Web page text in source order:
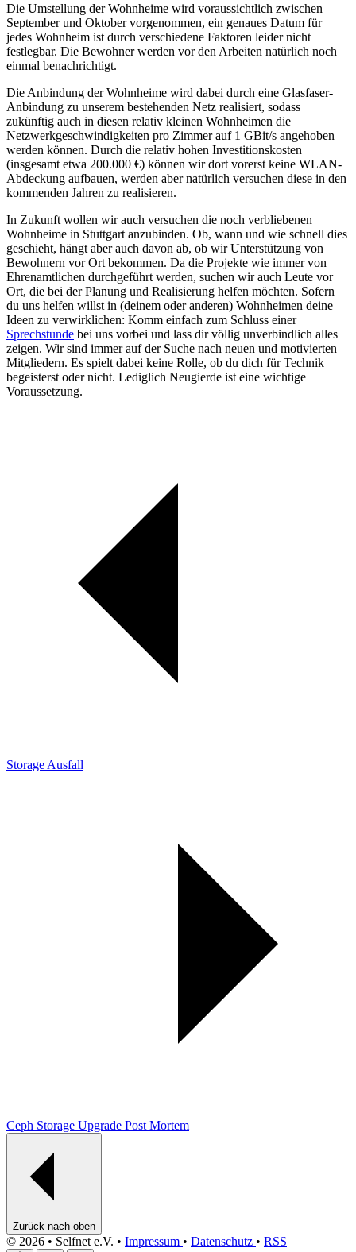
Die Umstellung der Wohnheime wird voraussichtlich zwischen
September und Oktober vorgenommen, ein genaues Datum für
jedes Wohnheim ist durch verschiedene Faktoren leider nicht
festlegbar. Die Bewohner werden vor den Arbeiten natürlich noch
einmal benachrichtigt.
Die Anbindung der Wohnheime wird dabei durch eine Glasfaser-
Anbindung zu unserem bestehenden Netz realisiert, sodass
zukünftig auch in diesen relativ kleinen Wohnheimen die
Netzwerkgeschwindigkeiten pro Zimmer auf 1 GBit/s angehoben
werden können. Durch die relativ hohen Investitionskosten
(insgesamt etwa 200.000 €) können wir dort vorerst keine WLAN-
Abdeckung aufbauen, werden aber natürlich versuchen diese in den
kommenden Jahren zu realisieren.
In Zukunft wollen wir auch versuchen die noch verbliebenen
Wohnheime in Stuttgart anzubinden. Ob, wann und wie schnell dies
geschieht, hängt aber auch davon ab, ob wir Unterstützung von
Bewohnern vor Ort bekommen. Da die Projekte wie immer von
Ehrenamtlichen durchgeführt werden, suchen wir auch Leute vor
Ort, die bei der Planung und Realisierung helfen möchten. Sofern
du uns helfen willst in (deinem oder anderen) Wohnheimen deine
Ideen zu verwirklichen: Komm einfach zum Schluss einer
Sprechstunde bei uns vorbei und lass dir völlig unverbindlich alles
zeigen. Wir sind immer auf der Suche nach neuen und motivierten
Mitgliedern. Es spielt dabei keine Rolle, ob du dich für Technik
begeisterst oder nicht. Lediglich Neugierde ist eine wichtige
Voraussetzung.
Storage Ausfall
Ceph Storage Upgrade Post Mortem
Zurück nach oben
© 2026 • Selfnet e.V. • Impressum • Datenschutz • RSS